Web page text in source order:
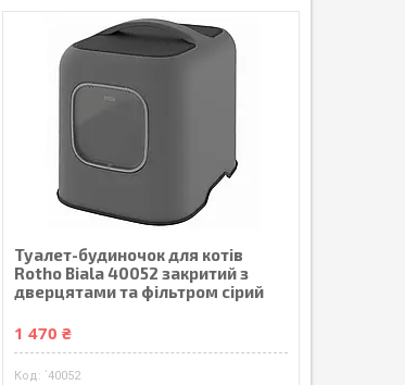
Туалет-будиночок для котів
Rotho Biala 40052 закритий з
дверцятами та фільтром сірий
1 470 ₴
`40052